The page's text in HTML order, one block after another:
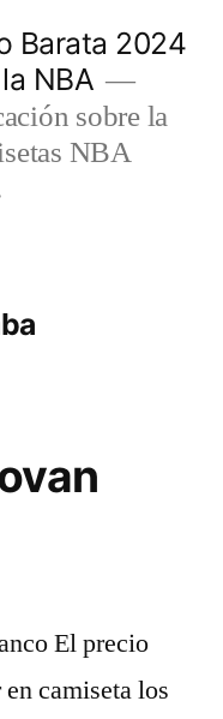
Barata 2024
NBA
sobre la
NBA
El precio
camiseta los